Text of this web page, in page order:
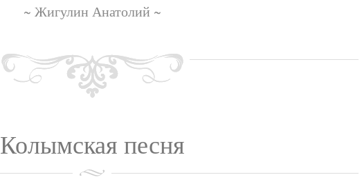
~ Жигулин Анатолий ~
Колымская песня